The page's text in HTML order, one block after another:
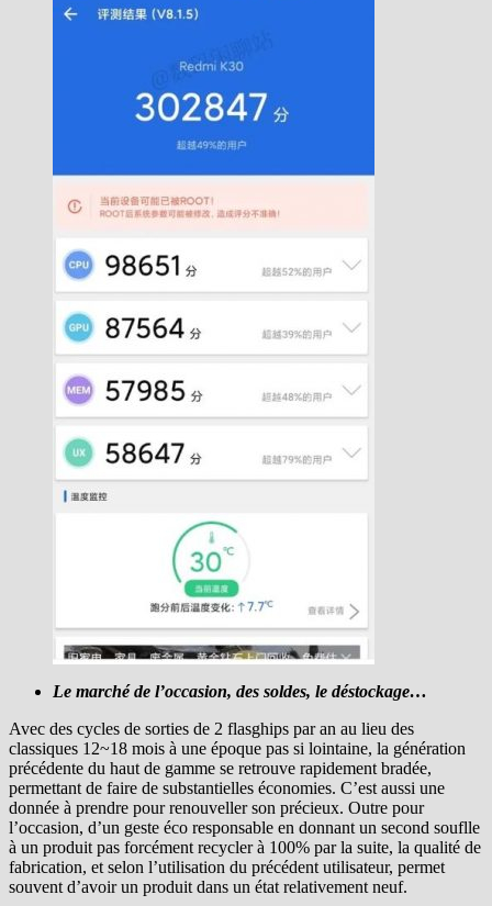
Le marché de l’occasion, des soldes, le déstockage…
Avec des cycles de sorties de 2 flasghips par an au lieu des
classiques 12~18 mois à une époque pas si lointaine, la génération
précédente du haut de gamme se retrouve rapidement bradée,
permettant de faire de substantielles économies. C’est aussi une
donnée à prendre pour renouveller son précieux. Outre pour
l’occasion, d’un geste éco responsable en donnant un second souflle
à un produit pas forcément recycler à 100% par la suite, la qualité de
fabrication, et selon l’utilisation du précédent utilisateur, permet
souvent d’avoir un produit dans un état relativement neuf.